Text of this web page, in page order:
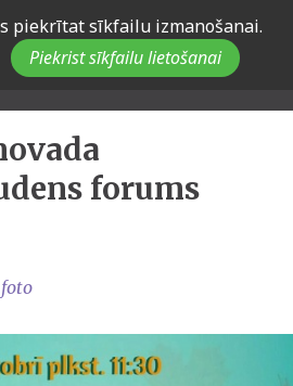
piekrītat sīkfailu izmanošanai.
Piekrist sīkfailu lietošanai
forums